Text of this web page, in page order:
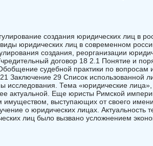
создания юридических лиц в
юридических лиц в современном
создания, реорганизации
договор 18 2.1 Понятие и
судебной практики по вопросам
Заключение 29 Список использованной
исследования. Тема «юридические
актуальной. Еще юристы Римской
выступающих от своего
о юридических лицах. Актуальность
лиц было вызвано усложнением